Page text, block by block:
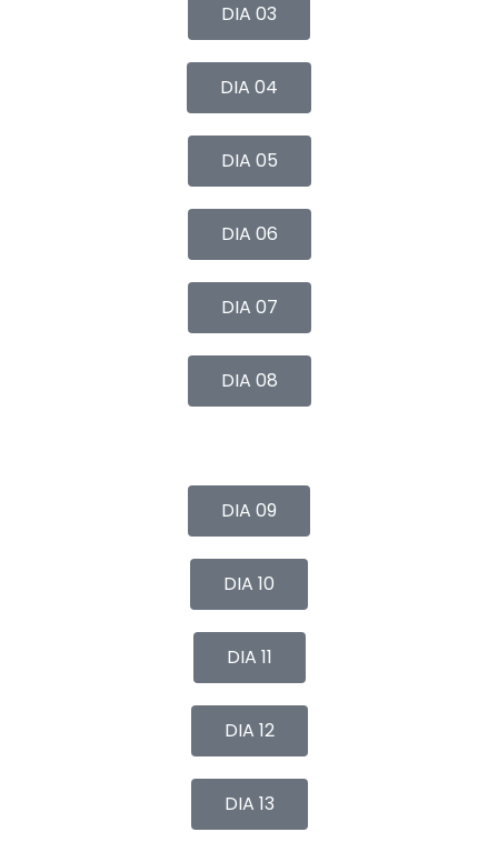
DIA 03
DIA 04
DIA 05
DIA 06
DIA 07
DIA 08
DIA 09
DIA 10
DIA 11
DIA 12
DIA 13